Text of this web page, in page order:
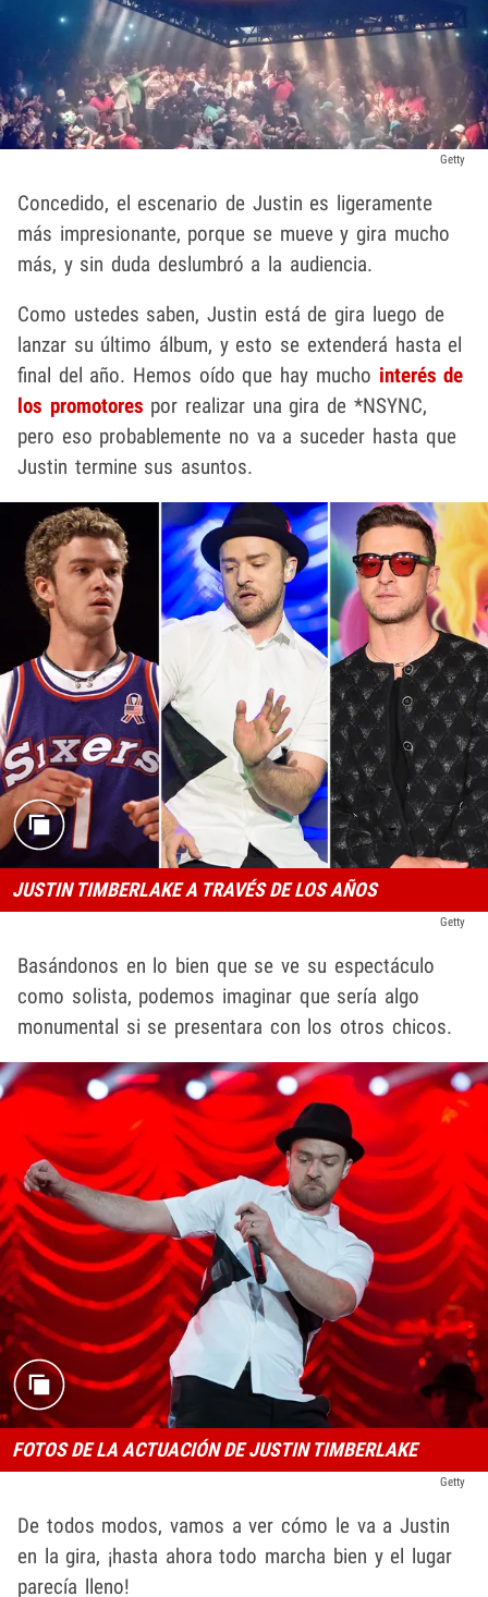
Getty
Concedido, el escenario de Justin es ligeramente
más impresionante, porque se mueve y gira mucho
más, y sin duda deslumbró a la audiencia.
Como ustedes saben, Justin está de gira luego de
lanzar su último álbum, y esto se extenderá hasta el
final del año. Hemos oído que hay mucho interés de
los promotores por realizar una gira de *NSYNC,
pero eso probablemente no va a suceder hasta que
Justin termine sus asuntos.
JUSTIN TIMBERLAKE A TRAVÉS DE LOS AÑOS
Getty
Basándonos en lo bien que se ve su espectáculo
como solista, podemos imaginar que sería algo
monumental si se presentara con los otros chicos.
FOTOS DE LA ACTUACIÓN DE JUSTIN TIMBERLAKE
Getty
De todos modos, vamos a ver cómo le va a Justin
en la gira, ¡hasta ahora todo marcha bien y el lugar
parecía lleno!